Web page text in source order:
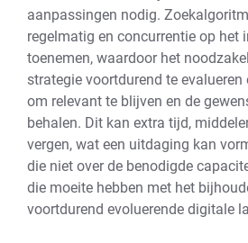
aanpassingen nodig.
regelmatig en concurrentie op het
toenemen, waardoor het
strategie voortdurend te evalueren
om relevant te blijven en de
behalen. Dit kan extra tijd,
vergen, wat een uitdaging kan
die niet over de benodigde
die moeite hebben met het
voortdurend evoluerende digitale